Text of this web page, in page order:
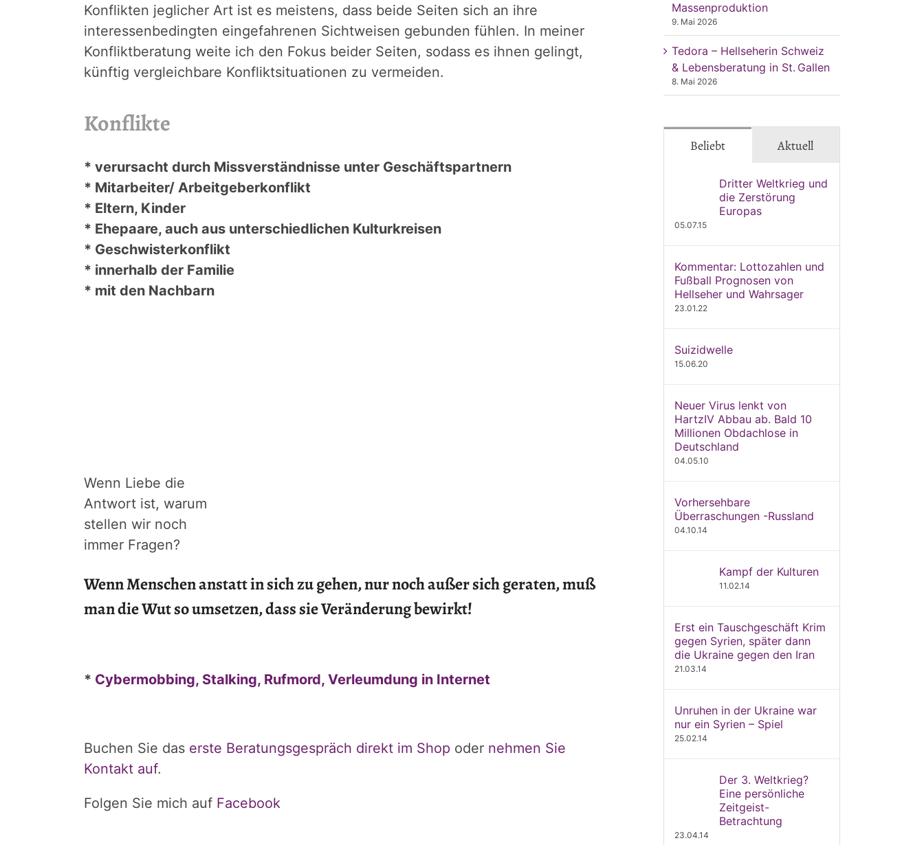
Konflikten jeglicher Art ist es meistens, dass beide Seiten sich an ihre
interessenbedingten eingefahrenen Sichtweisen gebunden fühlen. In meiner
Konfliktberatung weite ich den Fokus beider Seiten, sodass es ihnen gelingt,
künftig vergleichbare Konfliktsituationen zu vermeiden.
Konflikte
* verursacht durch Missverständnisse unter Geschäftspartnern
* Mitarbeiter/ Arbeitgeberkonflikt
* Eltern, Kinder
* Ehepaare, auch aus unterschiedlichen Kulturkreisen
* Geschwisterkonflikt
* innerhalb der Familie
* mit den Nachbarn
Wenn Liebe die
Antwort ist, warum
stellen wir noch
immer Fragen?
Wenn Menschen anstatt in sich zu gehen, nur noch außer sich geraten, muß
man die Wut so umsetzen, dass sie Veränderung bewirkt!
* Cybermobbing, Stalking, Rufmord, Verleumdung in Internet
Buchen Sie das erste Beratungsgespräch direkt im Shop oder nehmen Sie
Kontakt auf.
Folgen Sie mich auf Facebook
Massenproduktion
9. Mai 2026
Tedora – Hellseherin Schweiz
& Lebensberatung in St. Gallen
8. Mai 2026
Beliebt Aktuell
Dritter Weltkrieg und
die Zerstörung
Europas
05.07.15
Kommentar: Lottozahlen und
Fußball Prognosen von
Hellseher und Wahrsager
23.01.22
Suizidwelle
15.06.20
Neuer Virus lenkt von
HartzIV Abbau ab. Bald 10
Millionen Obdachlose in
Deutschland
04.05.10
Vorhersehbare
Überraschungen -Russland
04.10.14
Kampf der Kulturen
11.02.14
Erst ein Tauschgeschäft Krim
gegen Syrien, später dann
die Ukraine gegen den Iran
21.03.14
Unruhen in der Ukraine war
nur ein Syrien – Spiel
25.02.14
Der 3. Weltkrieg?
Eine persönliche
Zeitgeist-
Betrachtung
23.04.14